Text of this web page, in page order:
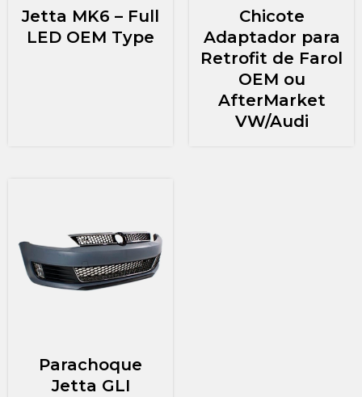
Jetta MK6 – Full
LED OEM Type
Chicote
Adaptador para
Retrofit de Farol
OEM ou
AfterMarket
VW/Audi
Parachoque
Jetta GLI